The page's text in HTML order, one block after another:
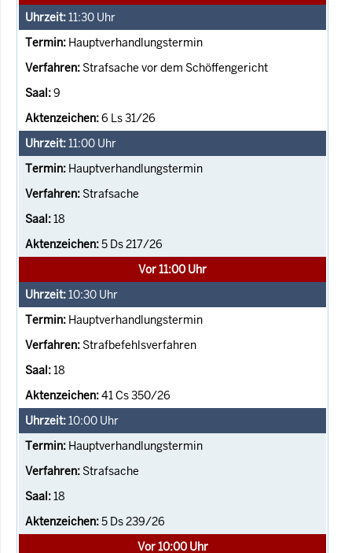
11:30 Uhr
Hauptverhandlungstermin
Strafsache vor dem Schöffengericht
9
6 Ls 31/26
11:00 Uhr
Hauptverhandlungstermin
Strafsache
18
5 Ds 217/26
Vor 11:00 Uhr
10:30 Uhr
Hauptverhandlungstermin
Strafbefehlsverfahren
18
41 Cs 350/26
10:00 Uhr
Hauptverhandlungstermin
Strafsache
18
5 Ds 239/26
Vor 10:00 Uhr